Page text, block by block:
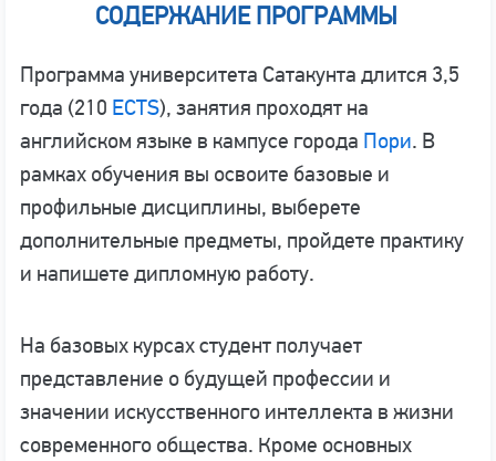
СОДЕРЖАНИЕ ПРОГРАММЫ
Программа университета Сатакунта длится 3,5
года (210 ECTS), занятия проходят на
английском языке в кампусе города Пори. В
рамках обучения вы освоите базовые и
профильные дисциплины, выберете
дополнительные предметы, пройдете практику
и напишете дипломную работу.
На базовых курсах студент получает
представление о будущей профессии и
значении искусственного интеллекта в жизни
современного общества. Кроме основных